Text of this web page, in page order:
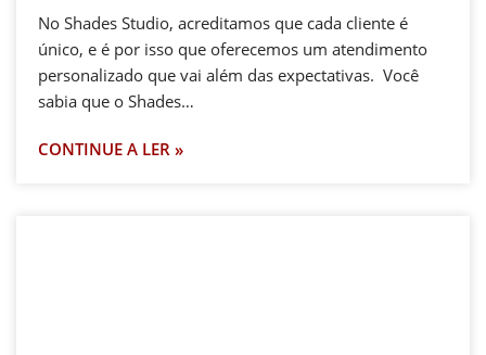
No Shades Studio, acreditamos que cada cliente é
único, e é por isso que oferecemos um atendimento
personalizado que vai além das expectativas. Você
sabia que o Shades…
CONTINUE A LER »